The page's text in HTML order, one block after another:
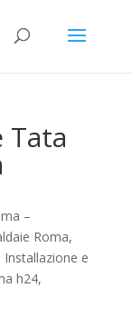
Tata
–
Roma,
e
h24,